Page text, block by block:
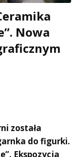
Nowa
została
do figurki.
Ekspozycja